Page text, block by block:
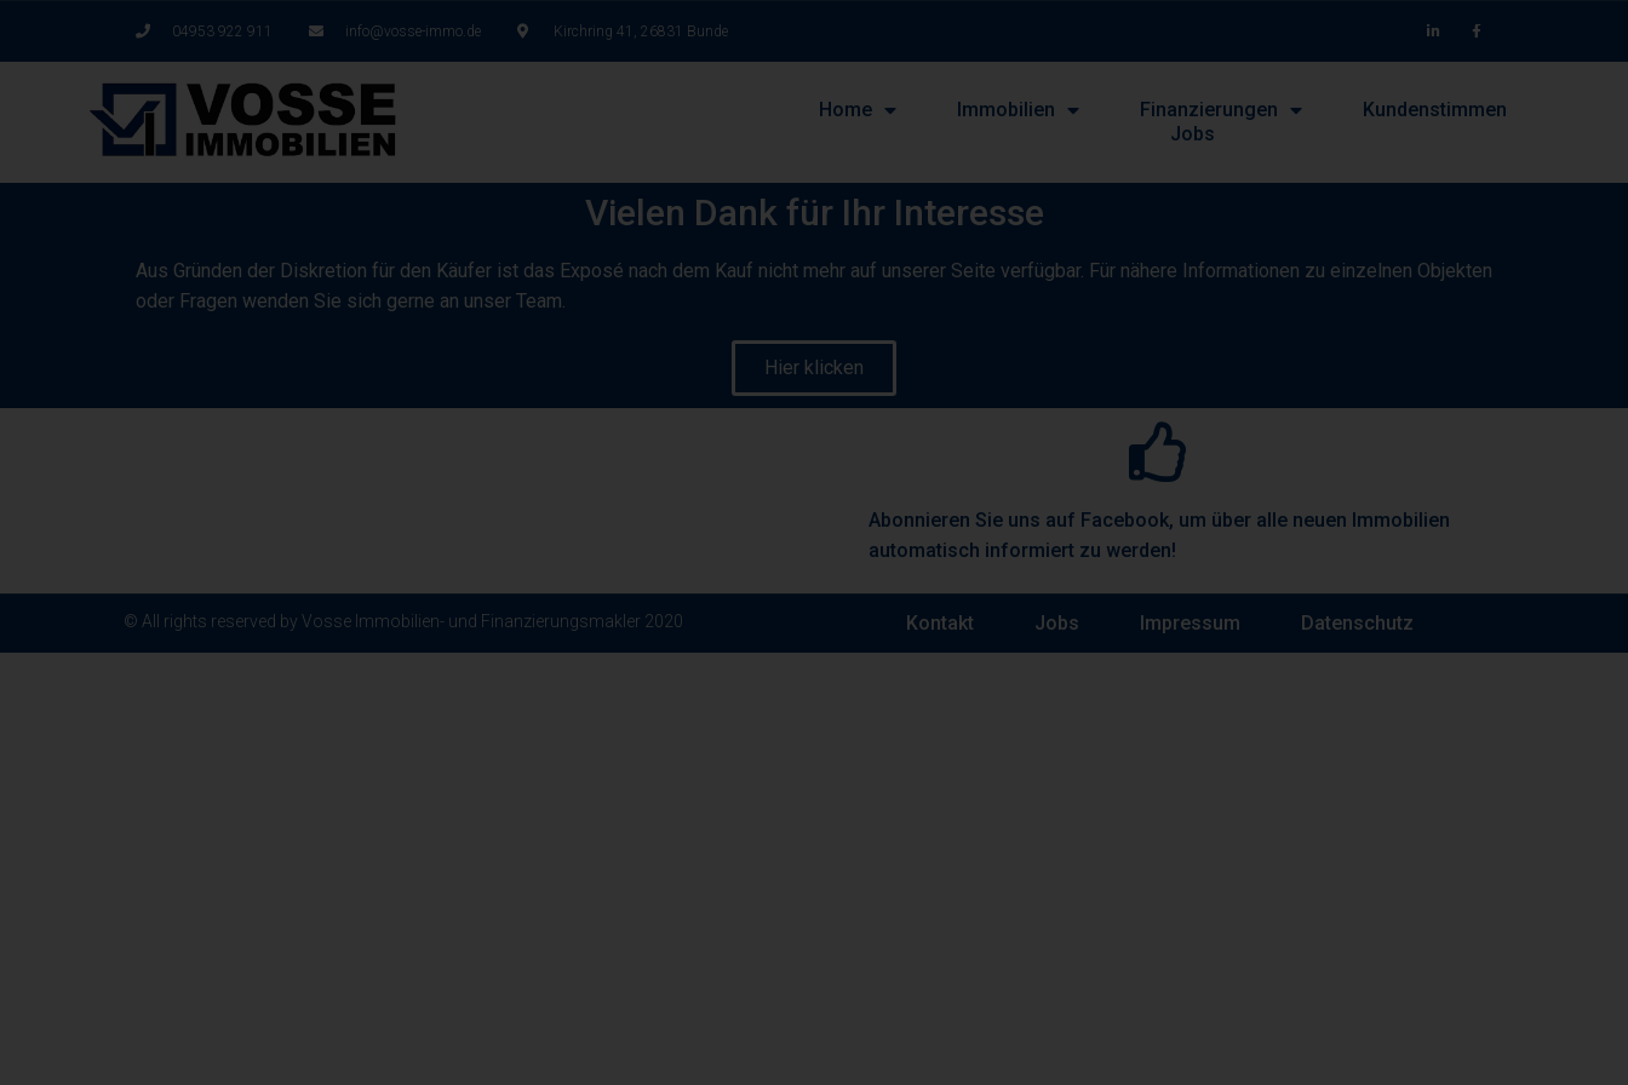
04953 922 911 info@vosse-immo.de Kirchring 41, 26831 Bunde
Home Immobilien Finanzierungen
Kundenstimmen
Jobs
Vielen Dank für Ihr Interesse
Aus Gründen der Diskretion für den Käufer ist das Exposé nach dem Kauf nicht mehr auf unserer Seite verfügbar. Für nähere Informationen zu einzelnen Objekten
oder Fragen wenden Sie sich gerne an unser Team.
Hier klicken
Abonnieren Sie uns auf Facebook, um über alle neuen Immobilien
automatisch informiert zu werden!
© All rights reserved by Vosse Immobilien- und Finanzierungsmakler 2020 Kontakt Jobs Impressum Datenschutz